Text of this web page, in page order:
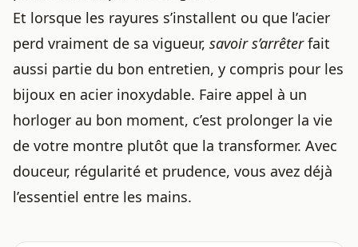
Et lorsque les rayures s’installent ou que l’acier
perd vraiment de sa vigueur, savoir s’arrêterfait
aussi partie du bon entretien, y compris pour les
bijoux en acier inoxydable. Faire appel à un
horloger au bon moment, c’est prolonger la vie
de votre montre plutôt que la transformer. Avec
douceur, régularité et prudence, vous avez déjà
l’essentiel entre les mains.